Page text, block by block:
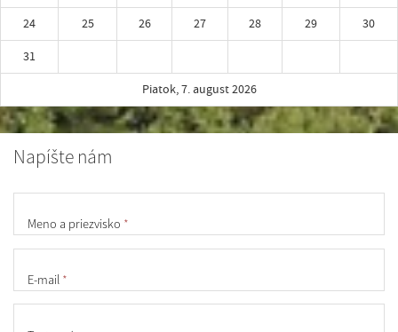
24
25 26 27 28 29
30
31
Piatok, 7. august 2026
Napíšte nám
Meno a priezvisko *
E-mail *